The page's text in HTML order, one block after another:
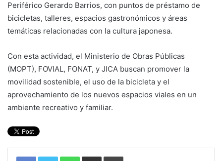
Periférico Gerardo Barrios, con puntos de préstamo de
bicicletas, talleres, espacios gastronómicos y áreas
temáticas relacionadas con la cultura japonesa.
Con esta actividad, el Ministerio de Obras Públicas
(MOPT), FOVIAL, FONAT, y JICA buscan promover la
movilidad sostenible, el uso de la bicicleta y el
aprovechamiento de los nuevos espacios viales en un
ambiente recreativo y familiar.
WhatsAppCompartir por correo electrónicoImprimir